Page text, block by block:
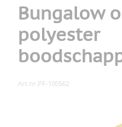
Bungalow
polyester
Art.nr. PF-100562